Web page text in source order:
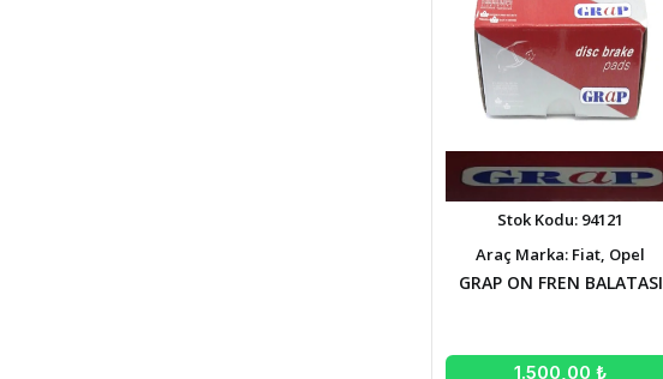
Stok Kodu: 94121
Araç Marka: Fiat, Opel
GRAP ON FREN BALATASI
1.500,00 ₺